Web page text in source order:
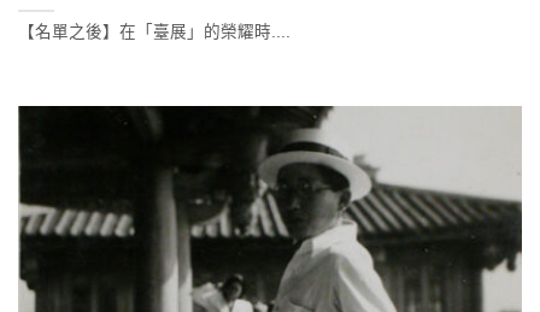
【名單之後】在「臺展」的榮耀時....